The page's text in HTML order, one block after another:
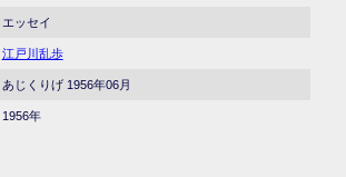
エッセイ
江戸川乱歩
あじくりげ 1956年06月
1956年